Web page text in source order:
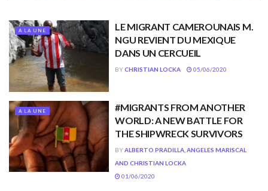
A LA UNE
LE MIGRANT CAMEROUNAIS M.
NGU REVIENT DU MEXIQUE
DANS UN CERCUEIL
BYCHRISTIAN LOCKA 05/06/2020
A LA UNE
#MIGRANTS FROM ANOTHER
WORLD: A NEW BATTLE FOR
THE SHIPWRECK SURVIVORS
BYALBERTO PRADILLA, ANGELES MARISCAL
AND CHRISTIAN LOCKA
01/06/2020